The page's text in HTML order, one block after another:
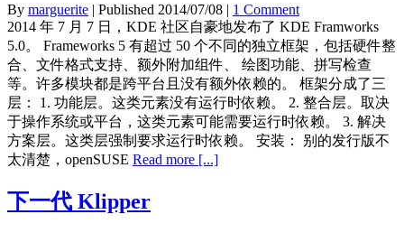
By marguerite | Published 2014/07/08 | 1 Comment
2014 年 7 月 7 日，KDE 社区自豪地发布了 KDE Framworks
5.0。 Frameworks 5 有超过 50 个不同的独立框架，包括硬件整
合、文件格式支持、额外附加组件、 绘图功能、拼写检查
等。许多模块都是跨平台且没有额外依赖的。 框架分成了三
层： 1. 功能层。这类元素没有运行时依赖。 2. 整合层。取决
于操作系统或平台，这类元素可能需要运行时依赖。 3. 解决
方案层。这类层强制要求运行时依赖。 安装： 别的发行版不
太清楚，openSUSE Read more [...]
下一代 Klipper